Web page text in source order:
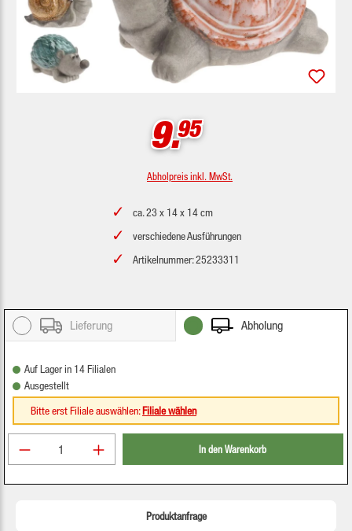
9.95
Abholpreis inkl. MwSt.
ca. 23 x 14 x 14 cm
verschiedene Ausführungen
Artikelnummer: 25233311
Lieferung Abholung
Auf Lager in 14 Filialen
Ausgestellt
Bitte erst Filiale auswählen:Filiale wählen
Produkt Anzahl: Gib den gewünschten Wert ein
In den Warenkorb
Produktanfrage